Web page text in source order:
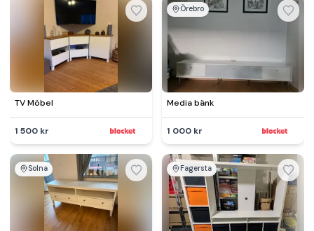
TV Möbel
1 500 kr
Örebro
Media bänk
1 000 kr
Solna Fagersta